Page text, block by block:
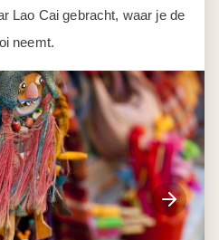
Lao Cai gebracht, waar je de
neemt.